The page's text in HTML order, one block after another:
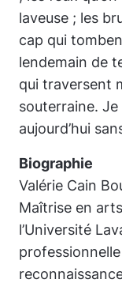
laveuse ; les
cap qui
lendemain de
qui traversent
souterraine. Je
aujourd’hui
Biographie
Valérie Cain
Maîtrise en
l’Université